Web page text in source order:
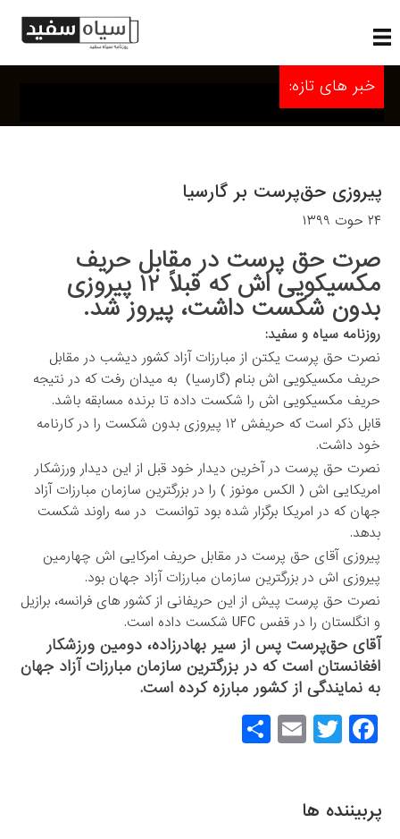
خبر های تازه:
پربیننده ها
پیروزی حق‌پرست بر گارسیا
۲۴ حوت ۱۳۹۹
صرت حق پرست در مقابل حریف
مکسیکویی اش که قبلاً ۱۲ پیروزی
بدون شکست داشت، پیروز شد.
روزنامه سیاه و سفید:
نصرت حق پرست یکتن از مبارزات آزاد کشور دیشب در مقابل
حریف مکسیکویی اش بنام (گارسیا) به میدان رفت که در نتیجه
حریف مکسیکویی اش را شکست داده تا برنده مسابقه باشد.
قابل ذکر است که حریفش ۱۲ پیروزی بدون شکست را در کارنامه
خود داشت.
نصرت حق پرست در آخرین دیدار خود قبل از این دیدار ورزشکار
امریکایی اش ( الکس مونوز ) را در بزرگترین سازمان مبارزات آزاد
جهان که در امریکا برگزار شده بود توانست در سه راوند شکست
بدهد.
پیروزی آقای حق پرست در مقابل حریف امرکایی اش چهارمین
پیروزی‌ اش در بزرگترین سازمان مبارزات آزاد جهان بود.
نصرت حق پرست پیش از این حریفانی از کشور های فرانسه، برازیل
و انگلستان را در قفس UFC شکست داده است.
آقای حق‌پرست پس از سیر بهادرزاده، دومین ورزشکار
افغانستان است که در بزرگترین سازمان مبارزات آزاد جهان
به نمایندگی از کشور مبارزه کرده است.
F
a
e
T
wi
er
E
m